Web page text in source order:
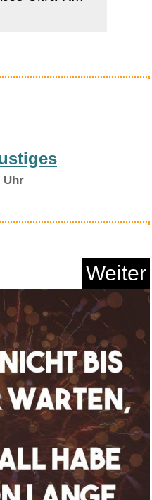
[VHS]...
Uhr
Weiter